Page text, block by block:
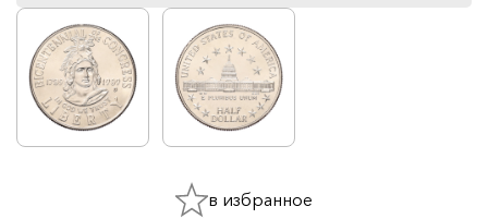
в избранное